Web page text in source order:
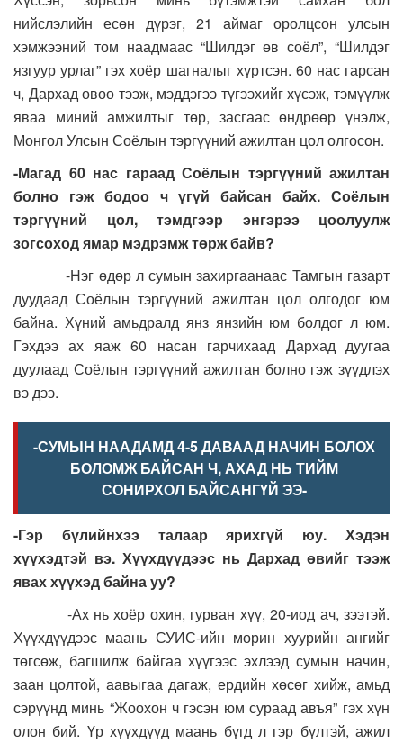
нийслэлийн есөн дүрэг, 21 аймаг оролцсон улсын
хэмжээний том наадмаас “Шилдэг өв соёл”, “Шилдэг
язгуур урлаг” гэх хоёр шагналыг хүртсэн. 60 нас гарсан
ч, Дархад өвөө тээж, мэддэгээ түгээхийг хүсэж, тэмүүлж
яваа миний амжилтыг төр, засгаас өндрөөр үнэлж,
Монгол Улсын Соёлын тэргүүний ажилтан цол олгосон.
-Магад 60 нас гараад Соёлын тэргүүний ажилтан
болно гэж бодоо ч үгүй байсан байх. Соёлын
тэргүүний цол, тэмдгээр энгэрээ цоолуулж
зогсоход ямар мэдрэмж төрж байв?
-Нэг өдөр л сумын захиргаанаас Тамгын газарт
дуудаад Соёлын тэргүүний ажилтан цол олгодог юм
байна. Хүний амьдралд янз янзийн юм болдог л юм.
Гэхдээ ах яаж 60 насан гарчихаад Дархад дуугаа
дуулаад Соёлын тэргүүний ажилтан болно гэж зүүдлэх
вэ дээ.
-СУМЫН НААДАМД 4-5 ДАВААД НАЧИН БОЛОХ
БОЛОМЖ БАЙСАН Ч, АХАД НЬ ТИЙМ
СОНИРХОЛ БАЙСАНГҮЙ ЭЭ-
-Гэр бүлийнхээ талаар ярихгүй юу. Хэдэн
хүүхэдтэй вэ. Хүүхдүүдээс нь Дархад өвийг тээж
явах хүүхэд байна уу?
-Ах нь хоёр охин, гурван хүү, 20-иод ач, зээтэй.
Хүүхдүүдээс маань СУИС-ийн морин хуурийн ангийг
төгсөж, багшилж байгаа хүүгээс эхлээд сумын начин,
заан цолтой, аавыгаа дагаж, ердийн хөсөг хийж, амьд
сэрүүнд минь “Жоохон ч гэсэн юм сураад авъя” гэх хүн
олон бий. Үр хүүхдүүд маань бүгд л гэр бүлтэй, ажил